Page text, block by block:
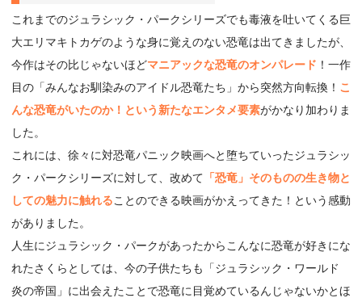
これまでのジュラシック・パークシリーズでも毒液を吐いてくる巨
大エリマキトカゲのような身に覚えのない恐竜は出てきましたが、
今作はその比じゃないほどマニアックな恐竜のオンパレード ！一作
目の「みんなお馴染みのアイドル恐竜たち」から突然方向転換！ こ
んな恐竜がいたのか！という新たなエンタメ要素がかなり加わりま
した。
これには、徐々に対恐竜パニック映画へと堕ちていったジュラシッ
ク・パークシリーズに対して、改めて 「恐竜」そのものの生き物と
しての魅力に触れることのできる映画がかえってきた！という感動
がありました。
人生にジュラシック・パークがあったからこんなに恐竜が好きにな
れたさくらとしては、今の子供たちも「ジュラシック・ワールド
炎の帝国」に出会えたことで恐竜に目覚めているんじゃないかとほ